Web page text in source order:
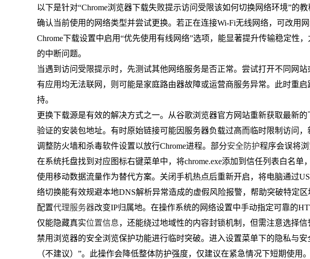
以下是针对“Chrome浏览器下载失败提示访问受限该如何切换网络环境”的教
确认当前使用的网络类型并尝试更换。若正在连接Wi-Fi无线网络，可改用
Chrome下载设置中启用“优先使用有线网络”选项，能显著提升传输稳定性
的中断问题。
当遇到访问受限提示时，先测试其他网络服务是否正常。尝试打开不同网
有应用均无法联网，则可能是家庭路由器故障或运营商服务异常。此时重
持。
更换下载源是有效的解决方式之一。从谷歌浏览器官方网站重新获取最新
验证的安装包地址。有时原始链接可能因服务器负载过高而临时限制访问，
调整防火墙和杀毒软件设置以放行Chrome进程。部分安全防护程序会误将
在系统托盘找到对应图标右键菜单中，将chrome.exe添加到信任列表白名单
使用移动数据流量作为替代方案。关闭手机热点后重新开启，将电脑通过
络切换能有效规避本地DNS解析异常造成的虚假风险报警，帮助突破特定区
配置代理服务器改变IP归属地。在操作系统的网络设置中手动指定可靠的
仅能隐藏真实位置信息，还能绕过地域性的内容封锁机制，但需注意选择信
禁用浏览器的安全浏览保护功能进行临时突破。进入设置菜单下的隐私与安
（不建议）”。此操作会降低整体防护强度，仅建议在紧急情况下短期使用。